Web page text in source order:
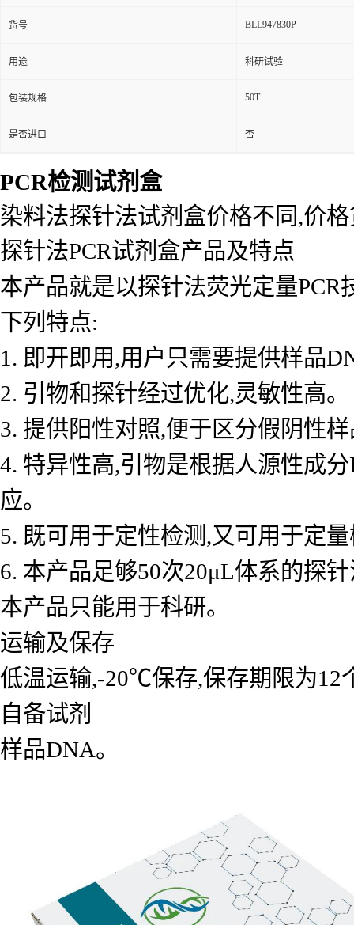
货号 BLL947830P
用途 科研试验
包装规格 50T
是否进口 否
PCR检测试剂盒
染料法探针法试剂盒价格不同,价
探针法PCR试剂盒产品及特点
本产品就是以探针法荧光定量
下列特点:
1. 即开即用,用户只需要提供样品
2. 引物和探针经过优化,灵敏性高。
3. 提供阳性对照,便于区分假阴性
4. 特异性高,引物是根据人源性成
应。
5. 既可用于定性检测,又可用于定
6. 本产品足够50次20μL体系的探
本产品只能用于科研。
运输及保存
低温运输,-20℃保存,保存期限为12
自备试剂
样品DNA。